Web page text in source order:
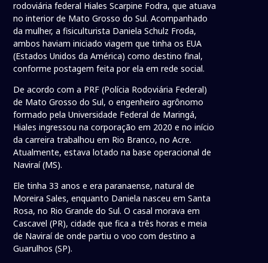
rodoviária federal Hiales Scarpine Fodra, que atuava
no interior de Mato Grosso do Sul. Acompanhado
da mulher, a fisiculturista Daniela Schulz Froda,
ambos haviam iniciado viagem que tinha os EUA
(Estados Unidos da América) como destino final,
conforme postagem feita por ela em rede social.
De acordo com a PRF (Polícia Rodoviária Federal)
de Mato Grosso do Sul, o engenheiro agrônomo
formado pela Universidade Federal de Maringá,
Hiales ingressou na corporação em 2020 e no início
da carreira trabalhou em Rio Branco, no Acre.
Atualmente, estava lotado na base operacional de
Naviraí (MS).
Ele tinha 33 anos e era paranaense, natural de
Moreira Sales, enquanto Daniela nasceu em Santa
Rosa, no Rio Grande do Sul. O casal morava em
Cascavel (PR), cidade que fica a três horas e meia
de Naviraí de onde partiu o voo com destino a
Guarulhos (SP).